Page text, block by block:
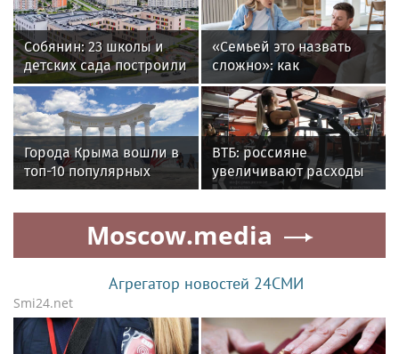
Собянин: 23 школы и
детских сада построили
в Москве за семь
месяцев 2026 года
«Семьей это назвать
сложно»: как
зависимость от
смартфона убивает
любовь в паре
Города Крыма вошли в
топ-10 популярных
направлений для
одиночного отдыха в
ВТБ: россияне
увеличивают расходы
на спорт и здоровый
образ жизни
Moscow.media
Агрегатор новостей 24СМИ
Smi24.net